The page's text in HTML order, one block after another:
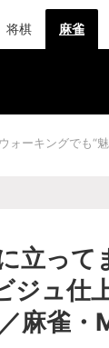
将棋 麻雀
ーキングでも“
立って
ジュ仕
麻雀・